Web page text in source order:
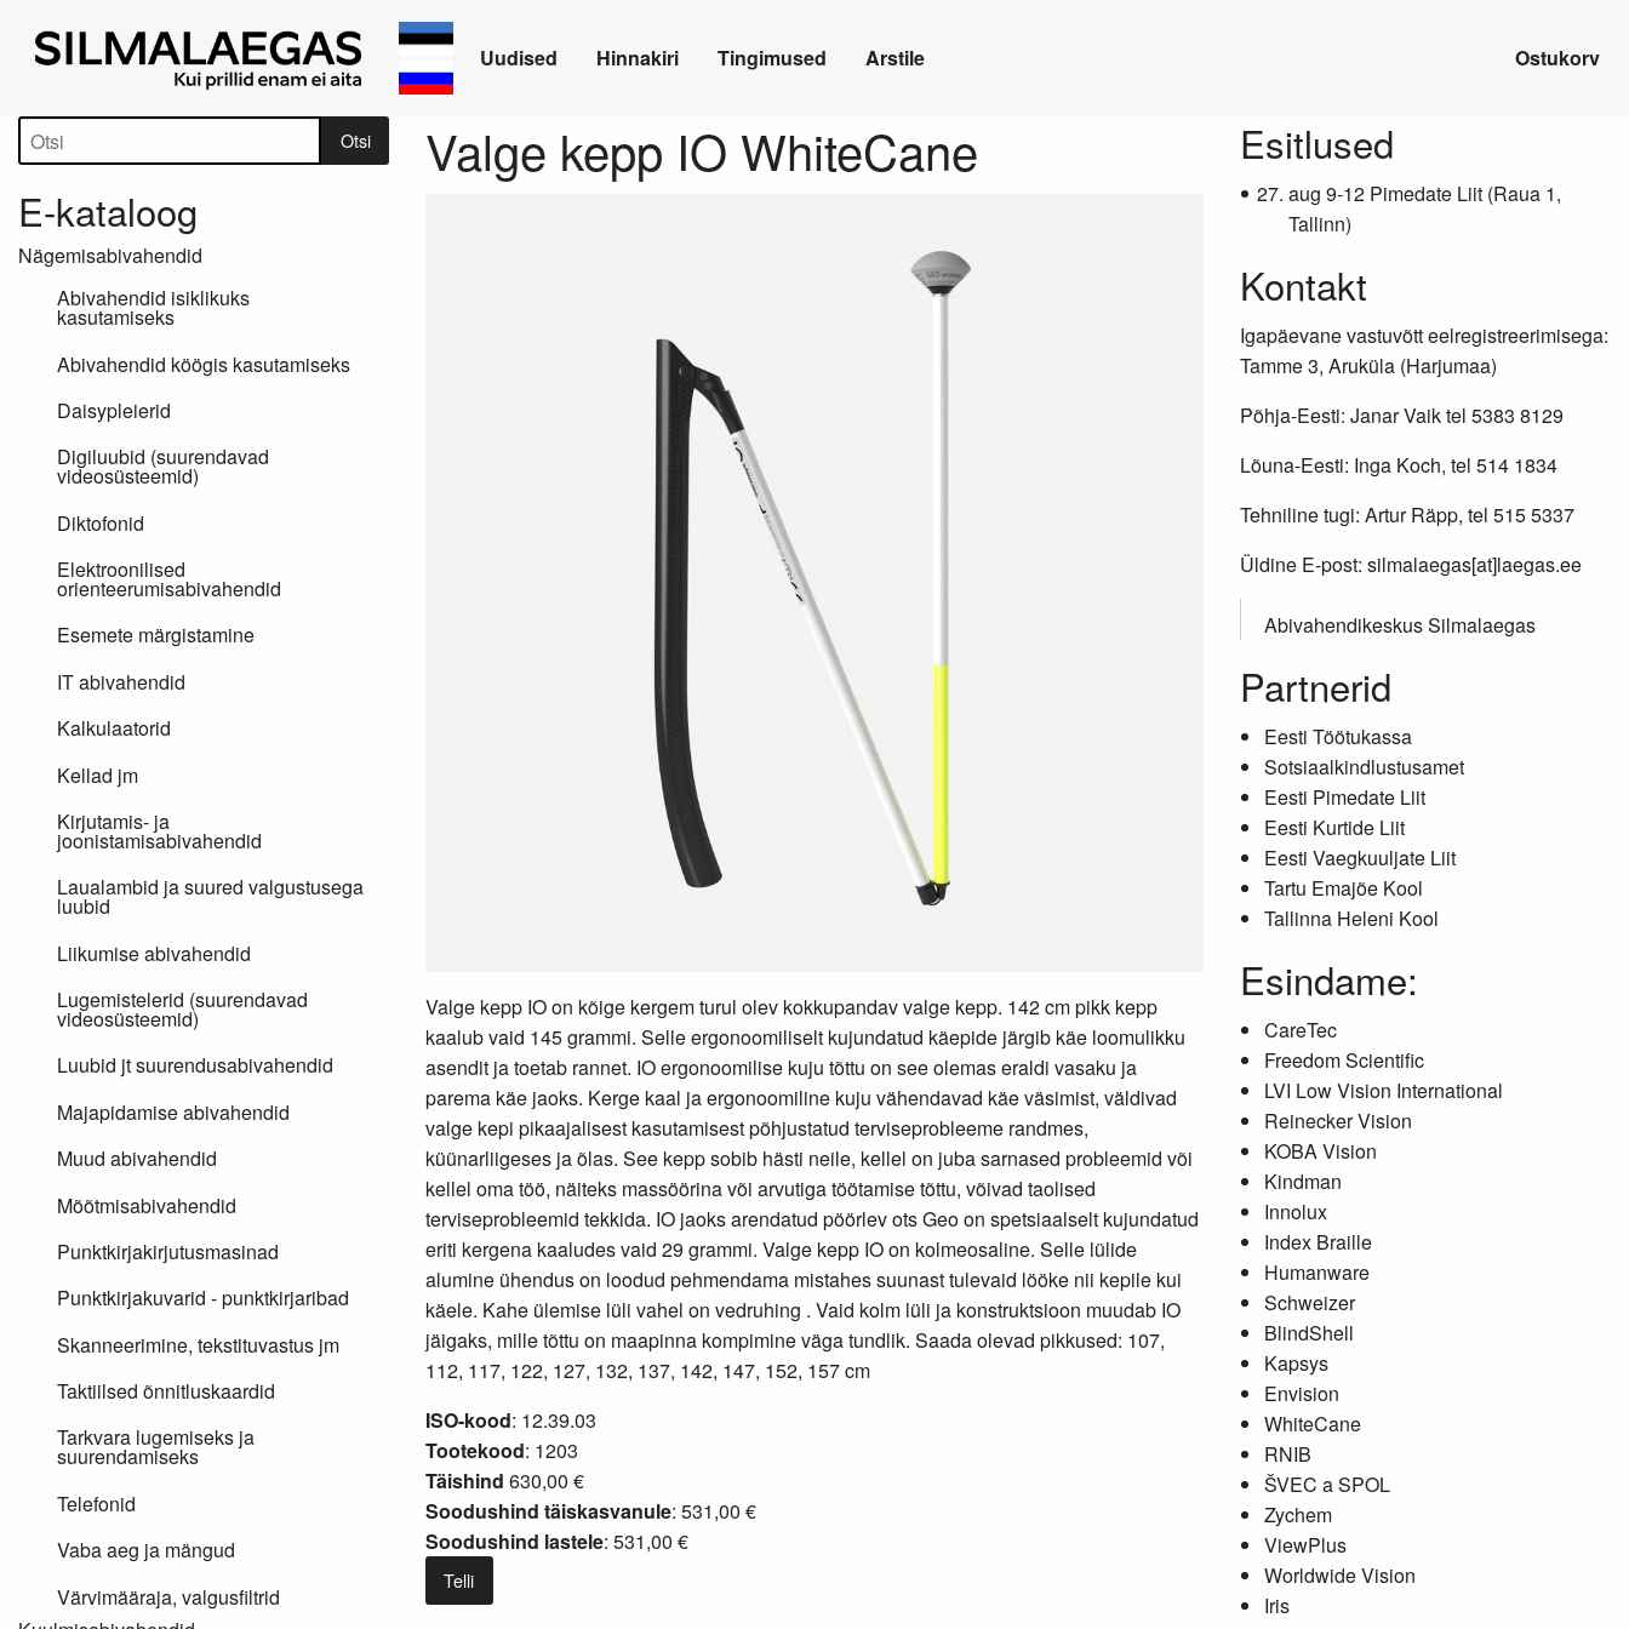
Uudised Hinnakiri Tingimused Arstile Ostukorv
Valge kepp IO WhiteCane
Valge kepp IO on kõige kergem turul olev kokkupandav valge kepp. 142 cm pikk kepp
kaalub vaid 145 grammi. Selle ergonoomiliselt kujundatud käepide järgib käe loomulikku
asendit ja toetab rannet. IO ergonoomilise kuju tõttu on see olemas eraldi vasaku ja
parema käe jaoks. Kerge kaal ja ergonoomiline kuju vähendavad käe väsimist, väldivad
valge kepi pikaajalisest kasutamisest põhjustatud terviseprobleeme randmes,
küünarliigeses ja õlas. See kepp sobib hästi neile, kellel on juba sarnased probleemid või
kellel oma töö, näiteks massöörina või arvutiga töötamise tõttu, võivad taolised
terviseprobleemid tekkida. IO jaoks arendatud pöörlev ots Geo on spetsiaalselt kujundatud
eriti kergena kaaludes vaid 29 grammi. Valge kepp IO on kolmeosaline. Selle lülide
alumine ühendus on loodud pehmendama mistahes suunast tulevaid lööke nii kepile kui
käele. Kahe ülemise lüli vahel on vedruhing . Vaid kolm lüli ja konstruktsioon muudab IO
jäigaks, mille tõttu on maapinna kompimine väga tundlik. Saada olevad pikkused: 107,
112, 117, 122, 127, 132, 137, 142, 147, 152, 157 cm
ISO-kood: 12.39.03
Tootekood: 1203
Täishind 630,00 €
Soodushind täiskasvanule: 531,00 €
Soodushind lastele: 531,00 €
Telli
Tootepuu Otsi
E-kataloog
Nägemisabivahendid
Abivahendid isiklikuks
kasutamiseks
Abivahendid köögis kasutamiseks
Daisypleierid
Digiluubid (suurendavad
videosüsteemid)
Diktofonid
Elektroonilised
orienteerumisabivahendid
Esemete märgistamine
IT abivahendid
Kalkulaatorid
Kellad jm
Kirjutamis- ja
joonistamisabivahendid
Laualambid ja suured valgustusega
luubid
Liikumise abivahendid
Lugemistelerid (suurendavad
videosüsteemid)
Luubid jt suurendusabivahendid
Majapidamise abivahendid
Muud abivahendid
Mõõtmisabivahendid
Punktkirjakirjutusmasinad
Punktkirjakuvarid - punktkirjaribad
Skanneerimine, tekstituvastus jm
Taktiilsed õnnitluskaardid
Tarkvara lugemiseks ja
suurendamiseks
Telefonid
Vaba aeg ja mängud
Värvimääraja, valgusfiltrid
Lisainfo
Esitlused
aug 9-12 Pimedate Liit (Raua 1,
Tallinn)
Kontakt
Igapäevane vastuvõtt eelregistreerimisega:
Tamme 3, Aruküla (Harjumaa)
Põhja-Eesti: Janar Vaik tel 5383 8129
Lõuna-Eesti: Inga Koch, tel 514 1834
Tehniline tugi: Artur Räpp, tel 515 5337
Üldine E-post: silmalaegas[at]laegas.ee
Abivahendikeskus Silmalaegas
Partnerid
Eesti Töötukassa
Sotsiaalkindlustusamet
Eesti Pimedate Liit
Eesti Kurtide Liit
Eesti Vaegkuuljate Liit
Tartu Emajõe Kool
Tallinna Heleni Kool
Esindame:
CareTec
Freedom Scientific
LVI Low Vision International
Reinecker Vision
KOBA Vision
Kindman
Innolux
Index Braille
Humanware
Schweizer
BlindShell
Kapsys
Envision
WhiteCane
RNIB
ŠVEC a SPOL
Zychem
ViewPlus
Worldwide Vision
Iris